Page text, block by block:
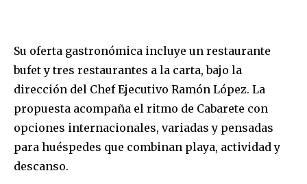
Su oferta gastronómica incluye un restaurante
bufet y tres restaurantes a la carta, bajo la
dirección del Chef Ejecutivo Ramón López. La
propuesta acompaña el ritmo de Cabarete con
opciones internacionales, variadas y pensadas
para huéspedes que combinan playa, actividad y
descanso.